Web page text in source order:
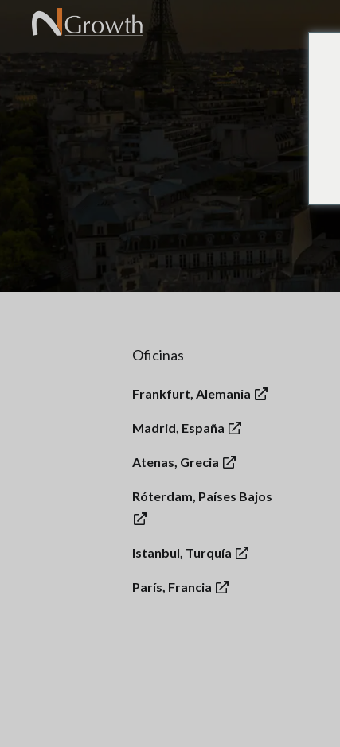
Oficinas
Frankfurt, Alemania
Madrid, España
Atenas, Grecia
Róterdam, Países Bajos
Istanbul, Turquía
París, Francia